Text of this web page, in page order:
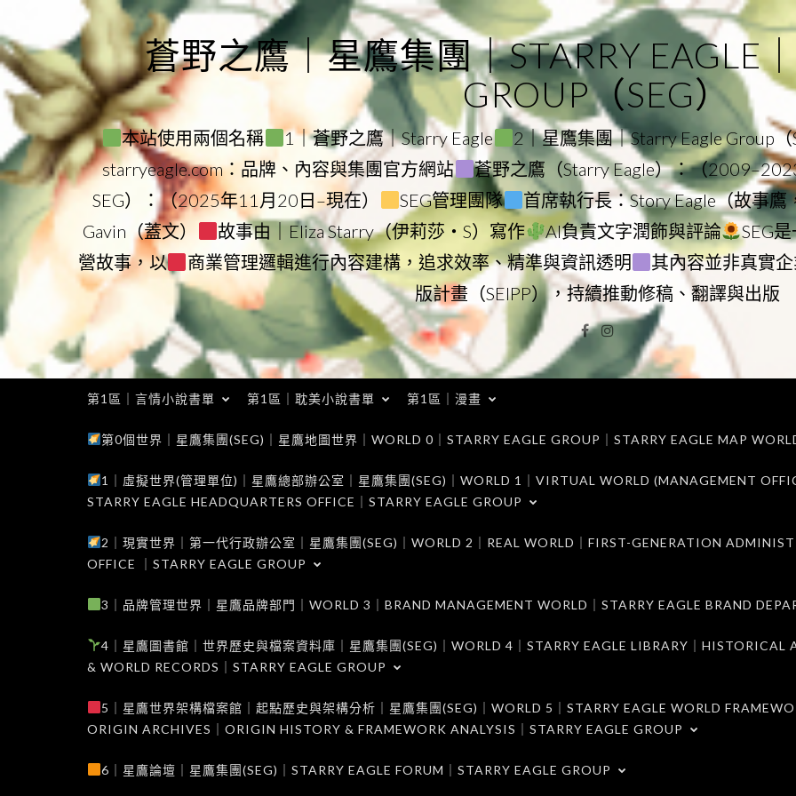
to
content
蒼野之鷹｜星鷹集團｜STARRY EAGLE
GROUP（SEG）
本站使用兩個名稱 1｜蒼野之鷹｜Starry Eagle
2｜星鷹集團｜Starry Eagle Group（
starryeagle.com：品牌、內容與集團官方網站
蒼野之鷹（Starry Eagle）：（
SEG）：（2025年11月20日–現在）
SEG管理團隊
首席執行長：Story Eagle（故事鷹
Gavin（蓋文）
故事由｜Eliza Starry（伊莉莎・S）寫作 AI負責文字潤飾與評論
SEG
營故事，以
商業管理邏輯進行內容建構，追求效率、精準與資訊透明
其內容並非真實
版計畫（SEIPP），持續推動修稿、翻譯與出版
Facebook
Instagram
第1區｜言情小說書單 第1區｜耽美小說書單 第1區｜漫畫
第0個世界｜星鷹集團(SEG)｜星鷹地圖世界｜WORLD 0｜STARRY EAGLE GROUP｜STARRY EAGLE MAP
1｜虛擬世界(管理單位)｜星鷹總部辦公室｜星鷹集團(SEG)｜WORLD 1｜VIRTUAL WORLD (MANAGEMENT
STARRY EAGLE HEADQUARTERS OFFICE｜STARRY EAGLE GROUP
2｜現實世界｜第一代行政辦公室｜星鷹集團(SEG)｜WORLD 2｜REAL WORLD｜FIRST-GENERATION
OFFICE ｜STARRY EAGLE GROUP
3｜品牌管理世界｜星鷹品牌部門｜WORLD 3｜BRAND MANAGEMENT WORLD｜STARRY EAGLE BRAND
4｜星鷹圖書館｜世界歷史與檔案資料庫｜星鷹集團(SEG)｜WORLD 4｜STARRY EAGLE LIBRARY｜HISTORICAL
& WORLD RECORDS｜STARRY EAGLE GROUP
5｜星鷹世界架構檔案館｜起點歷史與架構分析｜星鷹集團(SEG)｜WORLD 5｜STARRY EAGLE WORLD
ORIGIN ARCHIVES｜ORIGIN HISTORY & FRAMEWORK ANALYSIS｜STARRY EAGLE GROUP
6｜星鷹論壇｜星鷹集團(SEG)｜STARRY EAGLE FORUM｜STARRY EAGLE GROUP